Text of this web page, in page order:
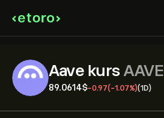
Aave kurs AAVE
89.0614‎$‎-0.97(-1.07%)(1D)